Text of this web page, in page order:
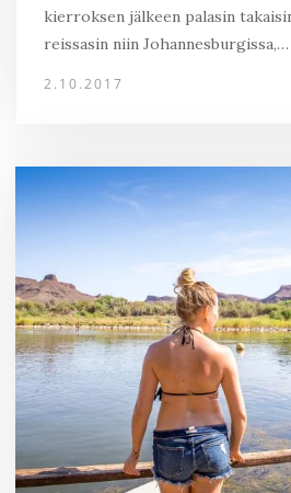
kierroksen jälkeen palasin
reissasin niin Johannesburgissa,…
2.10.2017